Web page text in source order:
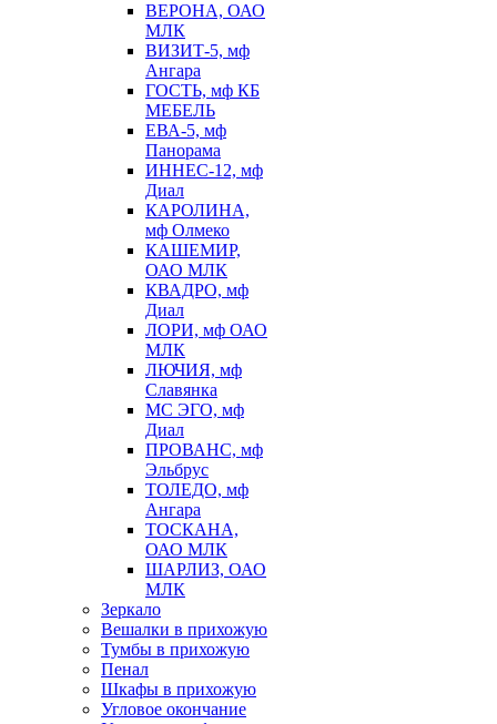
ВЕРОНА, ОАО
МЛК
ВИЗИТ-5, мф
Ангара
ГОСТЬ, мф КБ
МЕБЕЛЬ
ЕВА-5, мф
Панорама
ИННЕС-12, мф
Диал
КАРОЛИНА,
мф Олмеко
КАШЕМИР,
ОАО МЛК
КВАДРО, мф
Диал
ЛОРИ, мф ОАО
МЛК
ЛЮЧИЯ, мф
Славянка
МС ЭГО, мф
Диал
ПРОВАНС, мф
Эльбрус
ТОЛЕДО, мф
Ангара
ТОСКАНА,
ОАО МЛК
ШАРЛИЗ, ОАО
МЛК
Зеркало
Вешалки в прихожую
Тумбы в прихожую
Пенал
Шкафы в прихожую
Угловое окончание